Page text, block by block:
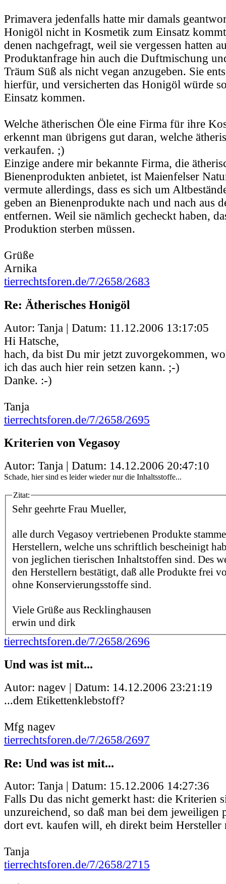
Primavera jedenfalls hatte mir damals
Honigöl nicht in Kosmetik zum Einsatz
denen nachgefragt, weil sie vergessen hatten
Produktanfrage hin auch die Duftmischung
Träum Süß als nicht vegan anzugeben. Sie
hierfür, und versicherten das Honigöl würde
Einsatz kommen.
Welche ätherischen Öle eine Firma für ihre
erkennt man übrigens gut daran, welche
verkaufen. ;)
Einzige andere mir bekannte Firma, die
Bienenprodukten anbietet, ist Maienfelser
vermute allerdings, dass es sich um
geben an Bienenprodukte nach und nach aus
entfernen. Weil sie nämlich gecheckt haben,
Produktion sterben müssen.
Grüße
Arnika
tierrechtsforen.de/7/2658/2683
Re: Ätherisches Honigöl
Autor: Tanja | Datum: 11.12.2006 13:17:05
Hi Hatsche,
hach, da bist Du mir jetzt zuvorgekommen,
ich das auch hier rein setzen kann. ;-)
Danke. :-)
Tanja
tierrechtsforen.de/7/2658/2695
Kriterien von Vegasoy
Autor: Tanja | Datum: 14.12.2006 20:47:10
Schade, hier sind es leider wieder nur die Inhaltsstoffe...
Zitat:
Sehr geehrte Frau Mueller,
alle durch Vegasoy vertriebenen Produkte
Herstellern, welche uns schriftlich bescheinigt
von jeglichen tierischen Inhaltstoffen sind. Des
den Herstellern bestätigt, daß alle Produkte frei
ohne Konservierungsstoffe sind.
Viele Grüße aus Recklinghausen
erwin und dirk
tierrechtsforen.de/7/2658/2696
Und was ist mit...
Autor: nagev | Datum: 14.12.2006 23:21:19
...dem Etikettenklebstoff?
Mfg nagev
tierrechtsforen.de/7/2658/2697
Re: Und was ist mit...
Autor: Tanja | Datum: 15.12.2006 14:27:36
Falls Du das nicht gemerkt hast: die Kriterien
unzureichend, so daß man bei dem jeweiligen
dort evt. kaufen will, eh direkt beim Hersteller
Tanja
tierrechtsforen.de/7/2658/2715